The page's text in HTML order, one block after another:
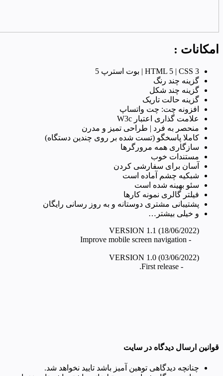
امکانات :
HTML 5 | CSS 3 |
بوت استرپ 5
گزینه چند رنگ
گزینه چند شکل
گزینه حالت تاریک
افزونه چت: چت واتساپ
علامت گذاری اعتبار W3c
منحصر به فرد | طراحی تمیز و مدرن
کاملا پاسخگو (تست شده بر روی چندین دستگاه)
سازگاری همه مرورگرها
مستندات خوب
آسان برای سفارشی کردن
شبکیه چشم آماده است
سئو بهینه شده است
فیلتر گالری نمونه کارها
پشتیبانی مشتری دوستانه و به روز رسانی رایگان
و خیلی بیشتر…
- First release.
قوانین ارسال دیدگاه در سایت
چنانچه دیدگاهی توهین آمیز باشد تایید نخواهد شد.